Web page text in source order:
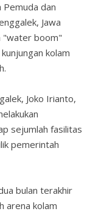
dan
Jawa
"water boom"
kolam
Joko Irianto,
sejumlah fasilitas
pemerintah
bulan terakhir
arena kolam